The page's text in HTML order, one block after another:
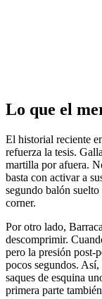
Lo que el
El historial reciente
refuerza la tesis.
martilla por afuera.
basta con activar a
segundo balón
corner.
Por otro lado,
descomprimir.
pero la presión post-
pocos segundos.
saques de esquina
primera parte